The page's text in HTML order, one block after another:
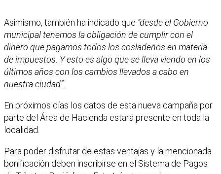
Asimismo, también ha indicado que “desde el Gobierno
municipal tenemos la obligación de cumplir con el
dinero que pagamos todos los cosladeños en materia
de impuestos. Y esto es algo que se lleva viendo en los
últimos años con los cambios llevados a cabo en
nuestra ciudad”.
En próximos días los datos de esta nueva campaña por
parte del Área de Hacienda estará presente en toda la
localidad.
Para poder disfrutar de estas ventajas y la mencionada
bonificación deben inscribirse en el Sistema de Pagos